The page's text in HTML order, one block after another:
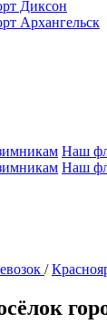
Диксон
Архангельск
Наш
Наш
/